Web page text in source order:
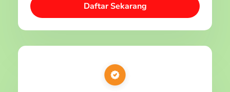
Daftar Sekarang